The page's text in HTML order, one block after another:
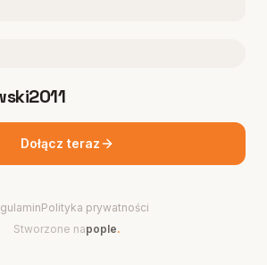
Dołącz teraz
Polityka prywatności
Stworzone napople.